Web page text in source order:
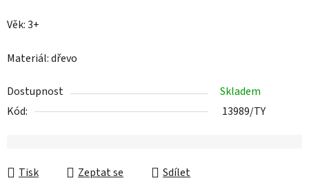
Věk: 3+
Materiál: dřevo
Dostupnost
Skladem
Kód:
13989/TY
Tisk Zeptat se Sdílet